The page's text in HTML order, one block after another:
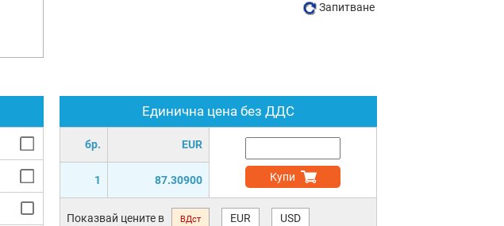
Единична цена без ДДС
бр. EUR
1 87.30900 Купи
Показвай цените в ВДст EUR USD
Запитване